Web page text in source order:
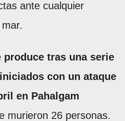
ante cualquier
produce tras una serie
con un ataque
en Pahalgam
murieron 26 personas.